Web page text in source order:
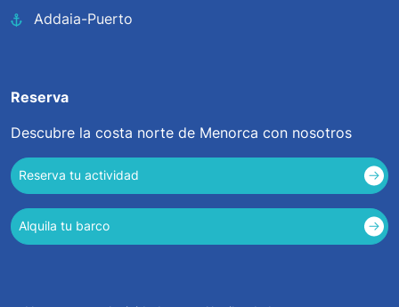
Addaia-Puerto
Reserva
Descubre la costa norte de Menorca con nosotros
Reserva tu actividad
Alquila tu barco